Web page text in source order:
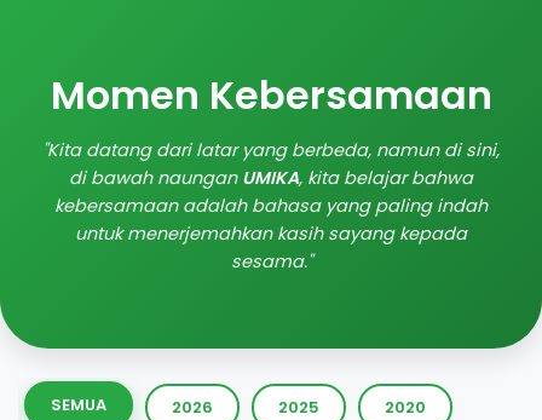
Momen Kebersamaan
"Kita datang dari latar yang berbeda, namun di sini,
di bawah naungan UMIKA, kita belajar bahwa
kebersamaan adalah bahasa yang paling indah
untuk menerjemahkan kasih sayang kepada
sesama."
SEMUA 2026 2025 2020